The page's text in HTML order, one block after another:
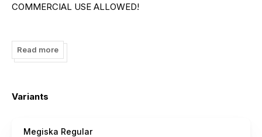
COMMERCIAL USE ALLOWED!
license:
By installing or using this font, you are agree to the Product
Read more
Variants
Megiska Regular